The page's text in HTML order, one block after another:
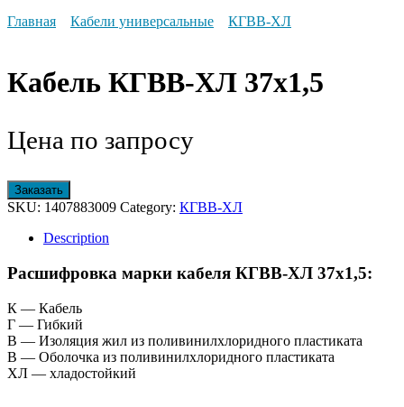
Главная
Кабели универсальные КГВВ-ХЛ
Кабель КГВВ-ХЛ 37х1,5
Цена по запросу
Заказать
SKU: 1407883009 Category: КГВВ-ХЛ
Description
Расшифровка марки кабеля КГВВ-ХЛ 37х1,5:
К — Кабель
Г — Гибкий
В — Изоляция жил из поливинилхлоридного пластиката
В — Оболочка из поливинилхлоридного пластиката
ХЛ — хладостойкий